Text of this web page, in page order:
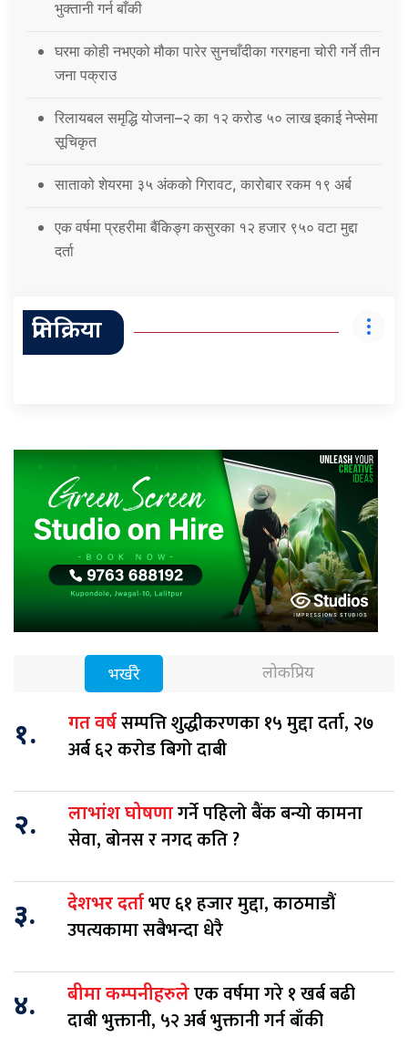
भुक्तानी गर्न बाँकी
घरमा कोही नभएको मौका पारेर सुनचाँदीका गरगहना चोरी गर्ने तीन
जना पक्राउ
रिलायबल समृद्धि योजना–२ का १२ करोड ५० लाख इकाई नेप्सेमा
सूचिकृत
साताको शेयरमा ३५ अंकको गिरावट, कारोबार रकम १९ अर्ब
एक वर्षमा प्रहरीमा बैंकिङ्ग कसुरका १२ हजार ९५० वटा मुद्दा
दर्ता
प्रतिक्रिया
भर्खरै लोकप्रिय
१. गत वर्षसम्पत्ति शुद्धीकरणका १५ मुद्दा दर्ता, २७
अर्ब ६२ करोड बिगो दाबी
२. लाभांश घोषणागर्ने पहिलो बैंक बन्यो कामना
सेवा, बोनस र नगद कति ?
३. देशभर दर्ताभए ६१ हजार मुद्दा, काठमाडौं
उपत्यकामा सबैभन्दा धेरै
४. बीमा कम्पनीहरुलेएक वर्षमा गरे १ खर्ब बढी
दाबी भुक्तानी, ५२ अर्ब भुक्तानी गर्न बाँकी